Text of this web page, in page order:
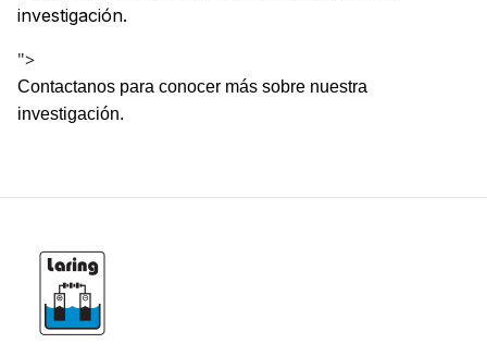
investigación.
">
Contactanos para conocer más sobre nuestra
investigación.